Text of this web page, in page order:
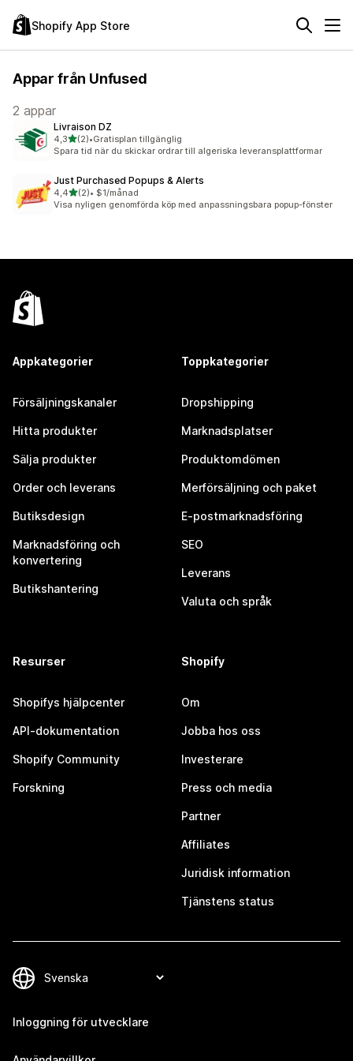
Shopify App Store
Appar från Unfused
2 appar
Livraison DZ
4,3av 5 stjärnor
(2)
2 recensioner totalt
•Gratisplan tillgänglig
Spara tid när du skickar ordrar till algeriska leveransplattformar
Just Purchased Popups & Alerts
4,4av 5 stjärnor
(2)
2 recensioner totalt
• $1/månad
Visa nyligen genomförda köp med anpassningsbara popup-fönster
Appkategorier
Försäljningskanaler
Hitta produkter
Sälja produkter
Order och leverans
Butiksdesign
Marknadsföring och
konvertering
Butikshantering
Toppkategorier
Dropshipping
Marknadsplatser
Produktomdömen
Merförsäljning och paket
E-postmarknadsföring
SEO
Leverans
Valuta och språk
Resurser
Shopifys hjälpcenter
API-dokumentation
Shopify Community
Forskning
Shopify
Om
Jobba hos oss
Investerare
Press och media
Partner
Affiliates
Juridisk information
Tjänstens status
Inloggning för utvecklare